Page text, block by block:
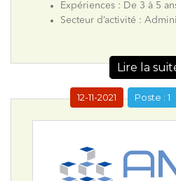
Expériences : De 3 à 5
Secteur d’activité :
Lire la
Poste : 1
12-11-2021